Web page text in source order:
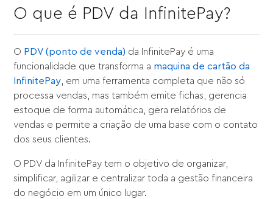
O que é PDV da InfinitePay?
O PDV (ponto de venda) da InfinitePay é uma
funcionalidade que transforma a maquina de cartão da
InfinitePay , em uma ferramenta completa que não só
processa vendas, mas também emite fichas, gerencia
estoque de forma automática, gera relatórios de
vendas e permite a criação de uma base com o contato
dos seus clientes.
O PDV da InfinitePay tem o objetivo de organizar,
simplificar, agilizar e centralizar toda a gestão financeira
do negócio em um único lugar.